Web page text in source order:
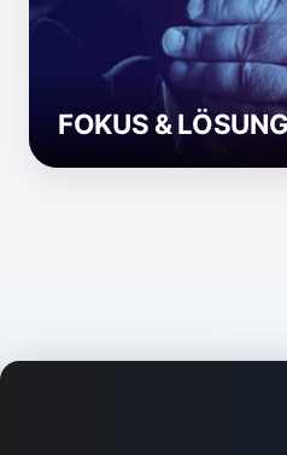
FOKUS &
Zeit. Durch
Lösungen schnell,